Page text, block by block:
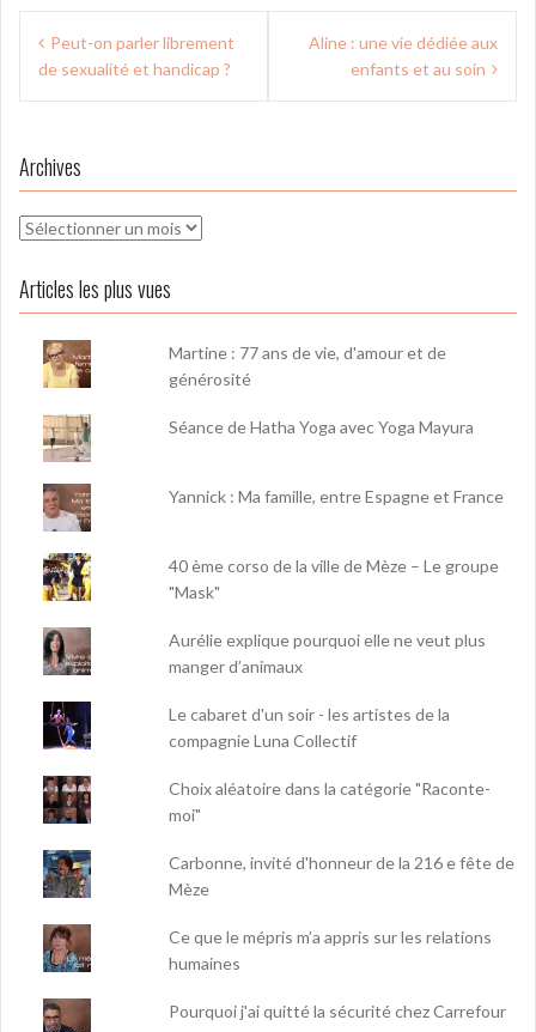
Navigation
de Peut-on parler librement
de sexualité et handicap ?
Aline : une vie dédiée aux
enfants et au soin
Archives
Archives
Articles les plus vues
Martine : 77 ans de vie, d'amour et de
générosité
Séance de Hatha Yoga avec Yoga Mayura
Yannick : Ma famille, entre Espagne et France
40 ème corso de la ville de Mèze – Le groupe
"Mask"
Aurélie explique pourquoi elle ne veut plus
manger d’animaux
Le cabaret d'un soir - les artistes de la
compagnie Luna Collectif
Choix aléatoire dans la catégorie "Raconte-
moi"
Carbonne, invité d'honneur de la 216 e fête de
Mèze
Ce que le mépris m’a appris sur les relations
humaines
Pourquoi j'ai quitté la sécurité chez Carrefour